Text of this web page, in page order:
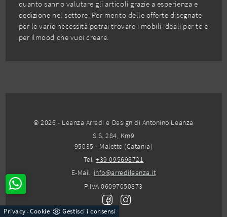
quanto sanno valutare gli articoli grazie a esperienza e
dedizione nel settore. Per merito delle offerte disegnate
per le varie necessità potrai trovare i mobili ideali per te e
per ilmood che vuoi creare.
© 2026 - Leanza Arredi e Design di Antonino Leanza
S.S. 284, Km9
95035 - Maletto (Catania)
Tel.+39 095698721
E-Mail. info@arredileanza.it
P.IVA 06097050873
Privacy -Cookie Gestisci i consensi